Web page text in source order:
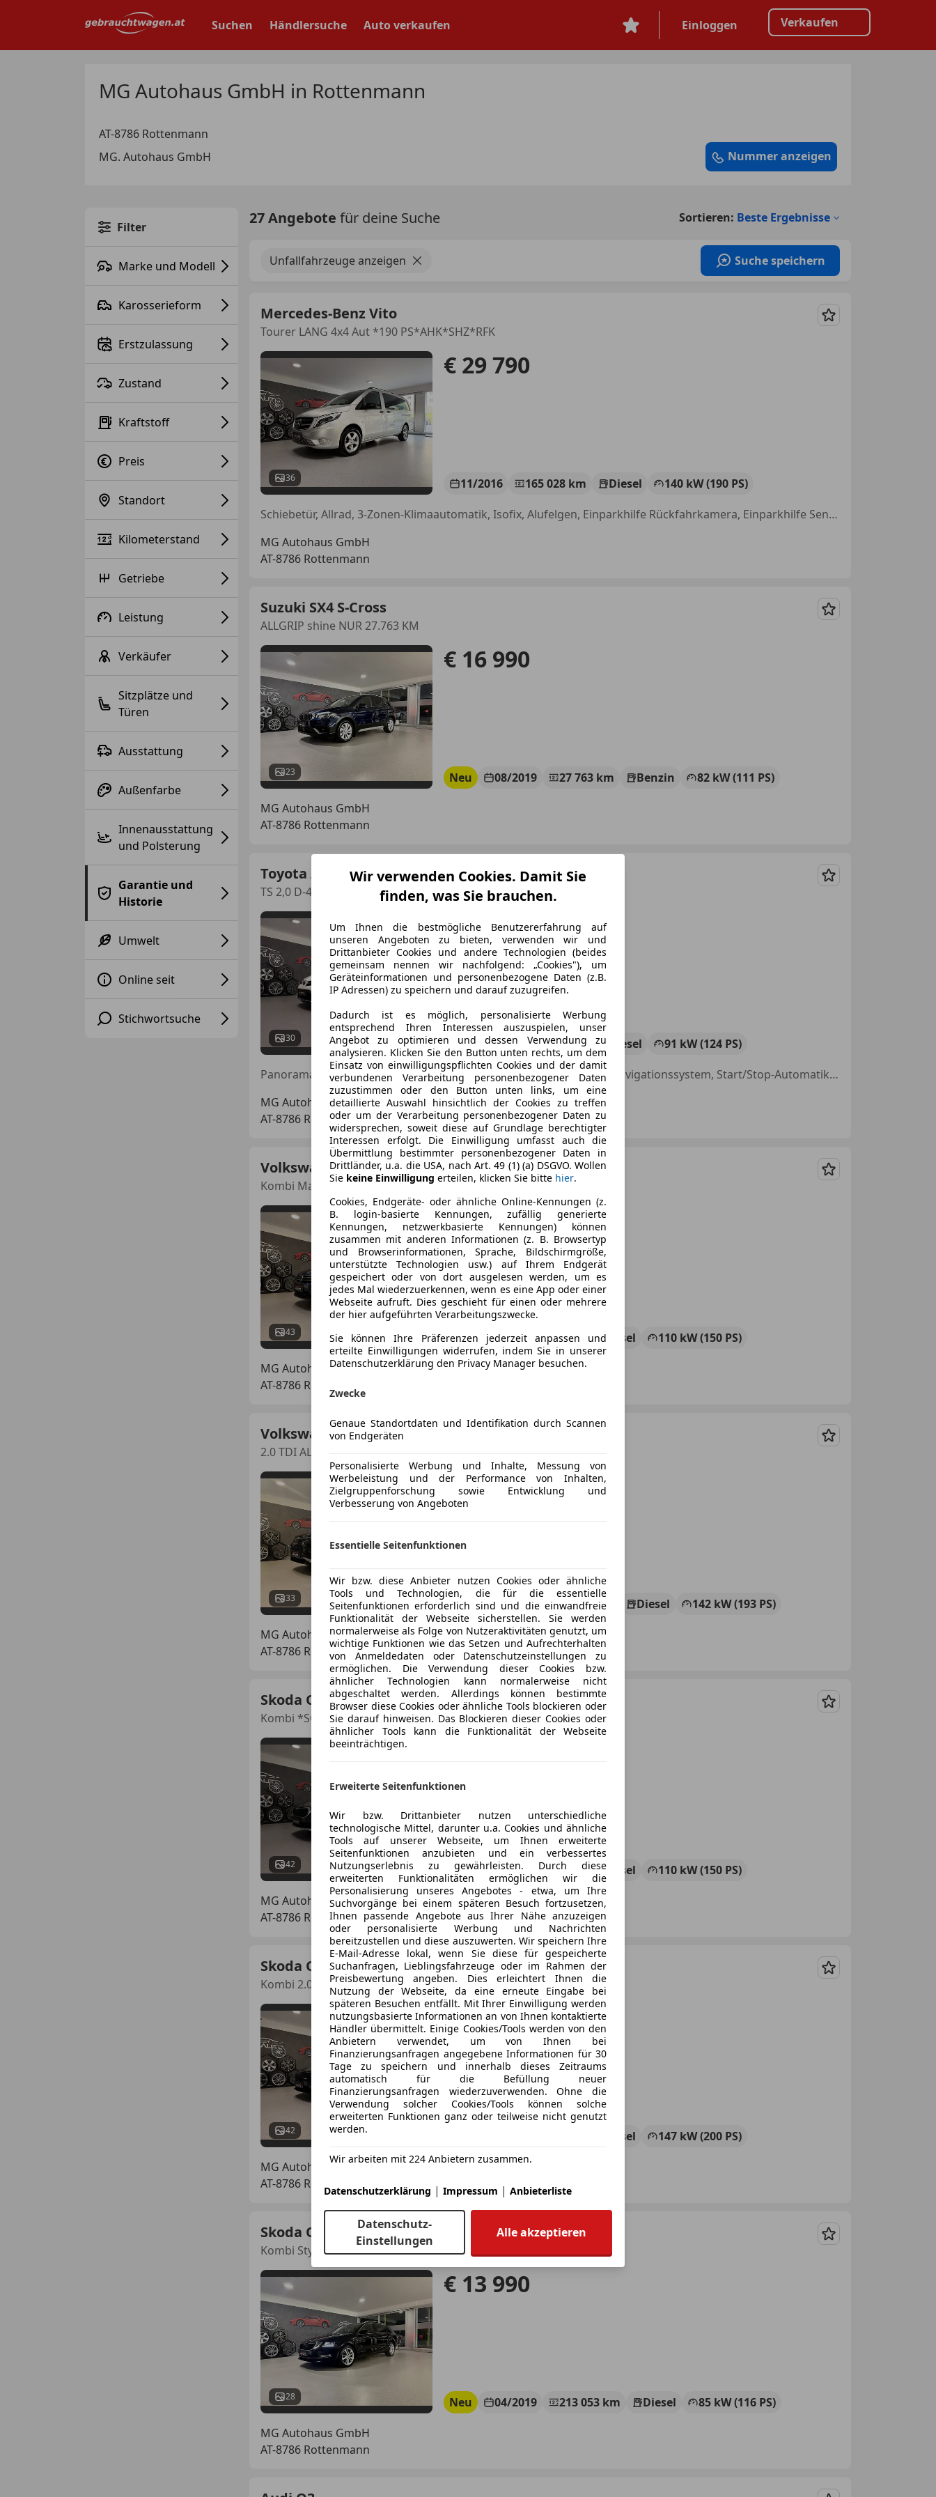
Suchen Händlersuche Auto verkaufen Einloggen Verkaufen
MG Autohaus GmbH in Rottenmann
AT-8786 Rottenmann
MG. Autohaus GmbH
Nummer anzeigen
Filter
Marke und Modell
Karosserieform
Erstzulassung
Zustand
Kraftstoff
Preis
Standort
Kilometerstand
Getriebe
Leistung
Verkäufer
Sitzplätze und
Türen
Ausstattung
Außenfarbe
Innenausstattung
und Polsterung
Garantie und
Historie
Umwelt
Online seit
Stichwortsuche
27 Angebote für deine Suche Sortieren: Beste Ergebnisse
Unfallfahrzeuge anzeigen Suche speichern
Mercedes-Benz Vito
Tourer LANG 4x4 Aut *190 PS*AHK*SHZ*RFK
Merken
36
€ 29 790
11/2016 165 028 km Diesel
140 kW (190 PS)
Schiebetür, Allrad, 3-Zonen-Klimaautomatik, Isofix, Alufelgen, Einparkhilfe Rückfahrkamera, Einparkhilfe Sensoren hinten, Sportpaket
MG Autohaus GmbH
AT-8786 Rottenmann
Suzuki SX4 S-Cross
ALLGRIP shine NUR 27.763 KM
Merken
23
€ 16 990
Neu 08/2019 27 763 km Benzin
82 kW (111 PS)
MG Autohaus GmbH
AT-8786 Rottenmann
Toyota Auris
TS 2,0 D-4D Feel!
Merken
30
€ 7 990
07/2014 192 821 km Diesel
91 kW (124 PS)
Panoramadach, Scheckheftgepflegt, Einparkhilfe Sensoren vorne, Navigationssystem, Start/Stop-Automatik, Sportfahrwerk, Einparkhilfe Rückfahrkamera, Notbremsassistent
MG Autohaus GmbH
AT-8786 Rottenmann
Volkswagen Caddy
Kombi Maxi Comfortline 2.0 TDI 4MOTION *DSG *SH...
Merken
43
€ 29 990
01/2017 67 593 km Diesel
110 kW (150 PS)
MG Autohaus GmbH
AT-8786 Rottenmann
Volkswagen Tiguan
2.0 TDI ALLRAD DSG 3xR-LINE*HEAD-UP*PANO*AHK*SHZ*
Merken
33
€ 49 990
Neu 03/2025 24 798 km Diesel
142 kW (193 PS)
MG Autohaus GmbH
AT-8786 Rottenmann
Skoda Octavia
Kombi *SCOUT* 2.0 TDI DSG ALLRAD*WENIG KM*TOP P...
Merken
42 03/2024 31 386 km Diesel
110 kW (150 PS)
MG Autohaus GmbH
AT-8786 Rottenmann
Skoda Octavia
Kombi 2.0 TDI 4x4 DSG ***VERKAUFT***
Merken
42
€ 36 990
Diesel
147 kW (200 PS)
MG Autohaus GmbH
AT-8786 Rottenmann
Skoda Octavia
Kombi Style Limited TDI 4x4 *RFK*ACC*AHK*TOP PREIS
Merken
28
€ 13 990
Neu 04/2019 213 053 km Diesel
85 kW (116 PS)
MG Autohaus GmbH
AT-8786 Rottenmann
Wir verwenden Cookies. Damit Sie
finden, was Sie brauchen.
Um Ihnen die bestmögliche Benutzererfahrung auf
unseren Angeboten zu bieten, verwenden wir und
Drittanbieter Cookies und andere Technologien (beides
gemeinsam nennen wir nachfolgend: „Cookies"), um
Geräteinformationen und personenbezogene Daten (z.B.
IP Adressen) zu speichern und darauf zuzugreifen.
Dadurch ist es möglich, personalisierte Werbung
entsprechend Ihren Interessen auszuspielen, unser
Angebot zu optimieren und dessen Verwendung zu
analysieren. Klicken Sie den Button unten rechts, um dem
Einsatz von einwilligungspflichten Cookies und der damit
verbundenen Verarbeitung personenbezogener Daten
zuzustimmen oder den Button unten links, um eine
detaillierte Auswahl hinsichtlich der Cookies zu treffen
oder um der Verarbeitung personenbezogener Daten zu
widersprechen, soweit diese auf Grundlage berechtigter
Interessen erfolgt. Die Einwilligung umfasst auch die
Übermittlung bestimmter personenbezogener Daten in
Drittländer, u.a. die USA, nach Art. 49 (1) (a) DSGVO. Wollen
Sie keine Einwilligung erteilen, klicken Sie bitte hier.
Cookies, Endgeräte- oder ähnliche Online-Kennungen (z.
B. login-basierte Kennungen, zufällig generierte
Kennungen, netzwerkbasierte Kennungen) können
zusammen mit anderen Informationen (z. B. Browsertyp
und Browserinformationen, Sprache, Bildschirmgröße,
unterstützte Technologien usw.) auf Ihrem Endgerät
gespeichert oder von dort ausgelesen werden, um es
jedes Mal wiederzuerkennen, wenn es eine App oder einer
Webseite aufruft. Dies geschieht für einen oder mehrere
der hier aufgeführten Verarbeitungszwecke.
Sie können Ihre Präferenzen jederzeit anpassen und
erteilte Einwilligungen widerrufen, indem Sie in unserer
Datenschutzerklärung den Privacy Manager besuchen.
Zwecke
Genaue Standortdaten und Identifikation durch Scannen
von Endgeräten
Personalisierte Werbung und Inhalte, Messung von
Werbeleistung und der Performance von Inhalten,
Zielgruppenforschung sowie Entwicklung und
Verbesserung von Angeboten
Essentielle Seitenfunktionen
Wir bzw. diese Anbieter nutzen Cookies oder ähnliche
Tools und Technologien, die für die essentielle
Seitenfunktionen erforderlich sind und die einwandfreie
Funktionalität der Webseite sicherstellen. Sie werden
normalerweise als Folge von Nutzeraktivitäten genutzt, um
wichtige Funktionen wie das Setzen und Aufrechterhalten
von Anmeldedaten oder Datenschutzeinstellungen zu
ermöglichen. Die Verwendung dieser Cookies bzw.
ähnlicher Technologien kann normalerweise nicht
abgeschaltet werden. Allerdings können bestimmte
Browser diese Cookies oder ähnliche Tools blockieren oder
Sie darauf hinweisen. Das Blockieren dieser Cookies oder
ähnlicher Tools kann die Funktionalität der Webseite
beeinträchtigen.
Erweiterte Seitenfunktionen
Wir bzw. Drittanbieter nutzen unterschiedliche
technologische Mittel, darunter u.a. Cookies und ähnliche
Tools auf unserer Webseite, um Ihnen erweiterte
Seitenfunktionen anzubieten und ein verbessertes
Nutzungserlebnis zu gewährleisten. Durch diese
erweiterten Funktionalitäten ermöglichen wir die
Personalisierung unseres Angebotes - etwa, um Ihre
Suchvorgänge bei einem späteren Besuch fortzusetzen,
Ihnen passende Angebote aus Ihrer Nähe anzuzeigen
oder personalisierte Werbung und Nachrichten
bereitzustellen und diese auszuwerten. Wir speichern Ihre
E-Mail-Adresse lokal, wenn Sie diese für gespeicherte
Suchanfragen, Lieblingsfahrzeuge oder im Rahmen der
Preisbewertung angeben. Dies erleichtert Ihnen die
Nutzung der Webseite, da eine erneute Eingabe bei
späteren Besuchen entfällt. Mit Ihrer Einwilligung werden
nutzungsbasierte Informationen an von Ihnen kontaktierte
Händler übermittelt. Einige Cookies/Tools werden von den
Anbietern verwendet, um von Ihnen bei
Finanzierungsanfragen angegebene Informationen für 30
Tage zu speichern und innerhalb dieses Zeitraums
automatisch für die Befüllung neuer
Finanzierungsanfragen wiederzuverwenden. Ohne die
Verwendung solcher Cookies/Tools können solche
erweiterten Funktionen ganz oder teilweise nicht genutzt
werden.
Wir arbeiten mit 224 Anbietern zusammen.
Datenschutzerklärung | Impressum | Anbieterliste
Datenschutz-
Einstellungen
Alle akzeptieren